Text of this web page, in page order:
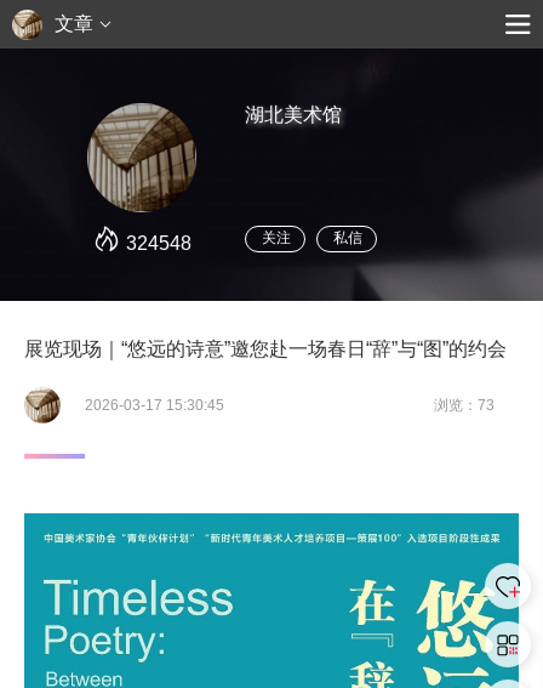
文章
324548
湖北美术馆
关注 私信
展览现场｜“悠远的诗意”邀您赴一场春日“辞”与“图”的约会
2026-03-17 15:30:45 浏览：73